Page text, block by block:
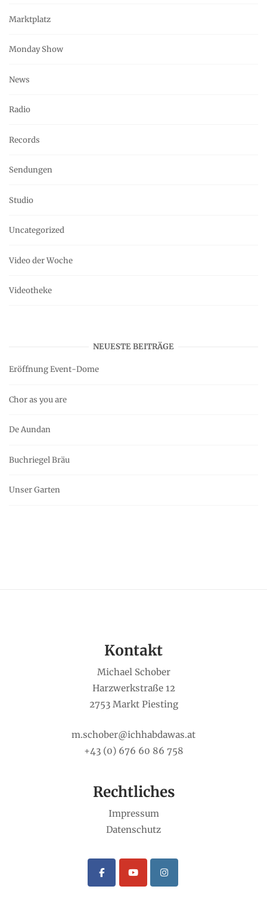
Marktplatz
Monday Show
News
Radio
Records
Sendungen
Studio
Uncategorized
Video der Woche
Videotheke
NEUESTE BEITRÄGE
Eröffnung Event-Dome
Chor as you are
De Aundan
Buchriegel Bräu
Unser Garten
Kontakt
Michael Schober
Harzwerkstraße 12
2753 Markt Piesting
m.schober@ichhabdawas.at
+43 (0) 676 60 86 758
Rechtliches
Impressum
Datenschutz